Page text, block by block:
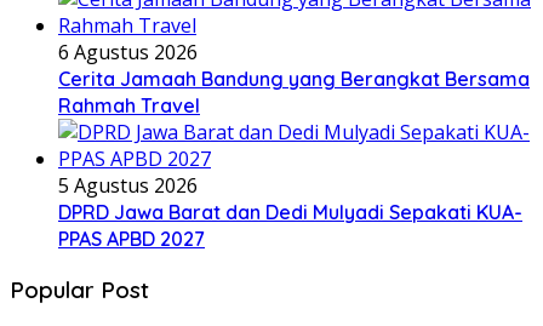
6 Agustus 2026
Cerita Jamaah Bandung yang Berangkat Bersama
Rahmah Travel
5 Agustus 2026
DPRD Jawa Barat dan Dedi Mulyadi Sepakati KUA-
PPAS APBD 2027
Popular Post